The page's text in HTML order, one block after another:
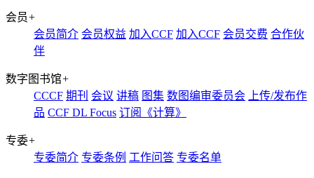
会员+
会员简介 会员权益 加入CCF 加入CCF 会员交费 合作伙
伴
数字图书馆+
CCCF 期刊 会议 讲稿 图集 数图编审委员会
上传/发布作
品 CCF DL Focus 订阅《计算》
专委+
专委简介 专委条例 工作问答 专委名单